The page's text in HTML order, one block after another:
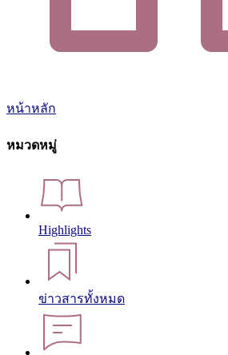
หน้าหลัก
หมวดหมู่
Highlights
ข่าวสารทั้งหมด